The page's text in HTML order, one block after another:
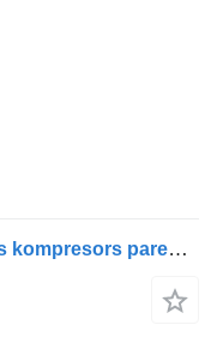
MAN 51.54000-7147 pneimatiskais kompresors paredzēts kravas automašīnas